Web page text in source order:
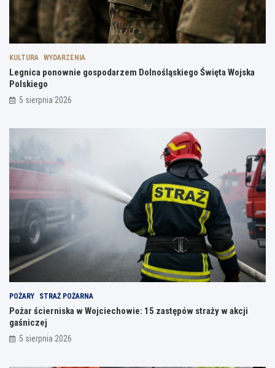
KULTURA WYDARZENIA
Legnica ponownie gospodarzem Dolnośląskiego Święta Wojska
Polskiego
5 sierpnia 2026
POŻARY STRAŻ POŻARNA
Pożar ścierniska w Wojciechowie: 15 zastępów straży w akcji
gaśniczej
5 sierpnia 2026